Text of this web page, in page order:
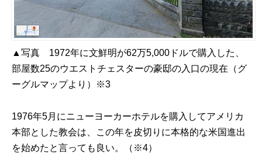
▲写真 1972年に文鮮明が62万5,000ドルで購入した、
部屋数25のウエストチェスターの豪邸の入口の現在（グ
ーグルマップより）※3
1976年5月にニューヨーカーホテルを購入してアメリカ
本部とした教会は、この年を皮切りに本格的な米国進出
を始めたと言っても良い。（※4）